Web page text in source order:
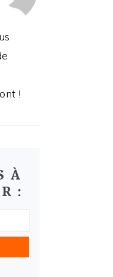
!
À
: